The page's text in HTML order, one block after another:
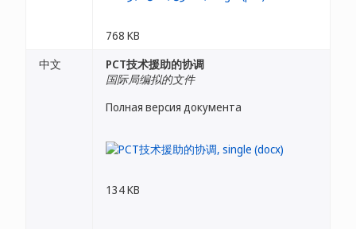
768 KB
中文
PCT技术援助的协调
国际局编拟的文件
Полная версия документа
134 KB